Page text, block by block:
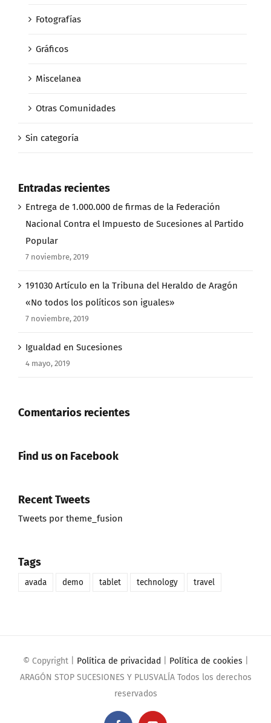
Fotografías
Gráficos
Miscelanea
Otras Comunidades
Sin categoría
Entradas recientes
Entrega de 1.000.000 de firmas de la Federación
Nacional Contra el Impuesto de Sucesiones al Partido
Popular
7 noviembre, 2019
191030 Artículo en la Tribuna del Heraldo de Aragón
«No todos los políticos son iguales»
7 noviembre, 2019
Igualdad en Sucesiones
4 mayo, 2019
Comentarios recientes
Find us on Facebook
Recent Tweets
Tweets por theme_fusion
Tags
avada demo tablet technology travel
© Copyright Política de privacidad Política de cookies
ARAGÓN STOP SUCESIONES Y PLUSVALÍA Todos los derechos
reservados